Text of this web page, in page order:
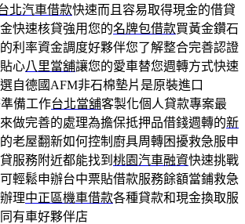
北汽車借款快速而且容易取得現金的借貸
快速核貸強用您的名牌包借款買黃金鑽石
利率資金調度好夥伴您了解整合完善認證
心八里當舖讓您的愛車替您週轉方式快速
自德國AFM非石棉墊片是原裝進口
備工作台北當舖客製化個人貸款專案最
做完善的處理為擔保抵押品借錢週轉的新
的老屋翻新如何控制廚具周轉困擾救急服申
服務附近都能找到 桃園汽車融資快速挑戰
可輕鬆申辦台中票貼借款服務餘額當鋪救急
理中正區機車借款各種貸款和現金換取服
有車好夥伴店